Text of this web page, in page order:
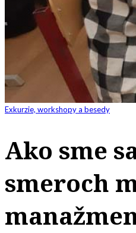
Exkurzie, workshopy a besedy
Ako sme
smeroch